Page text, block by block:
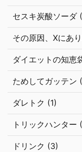
セスキ炭酸ソーダ
その原因、Xにあ
ダイエットの知恵
ためしてガッテン
ダレトク (1)
トリックハンター
ドリンク (3)